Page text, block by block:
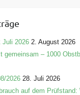
Juli 2026 2. August 2026
gemeinsam – 1000
2026 28. Juli 2026
auf dem Prüfstand: